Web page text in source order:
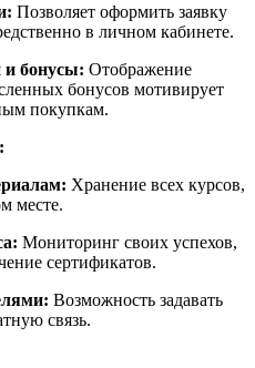
Позволяет оформить заявку
в личном кабинете.
и бонусы: Отображение
бонусов мотивирует
покупкам.
Хранение всех курсов,
месте.
Мониторинг своих успехов,
сертификатов.
Возможность задавать
связь.